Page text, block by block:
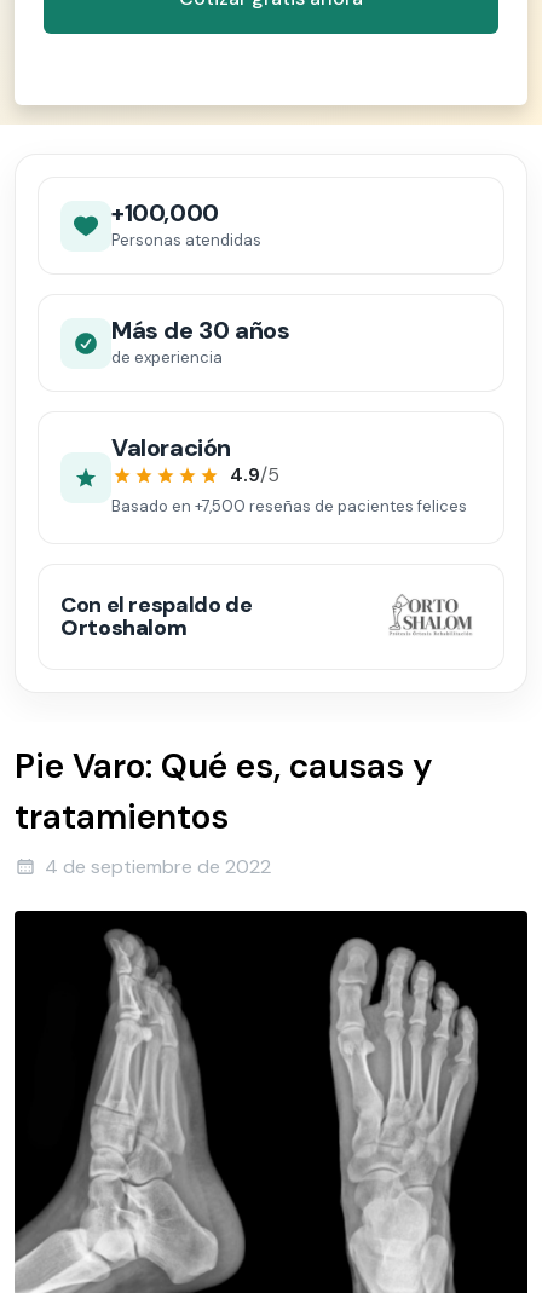
+100,000
Personas atendidas
Más de 30 años
de experiencia
Valoración
4.9/5
Basado en +7,500 reseñas de pacientes felices
Con el respaldo de
Ortoshalom
Pie Varo: Qué es, causas y
tratamientos
4 de septiembre de 2022